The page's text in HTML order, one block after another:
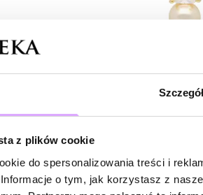
z plików cookie
do spersonalizowania treści i
o tym, jak korzystasz z